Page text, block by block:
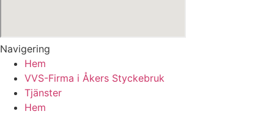
Navigering
Hem
VVS-Firma i Åkers Styckebruk
Tjänster
Hem